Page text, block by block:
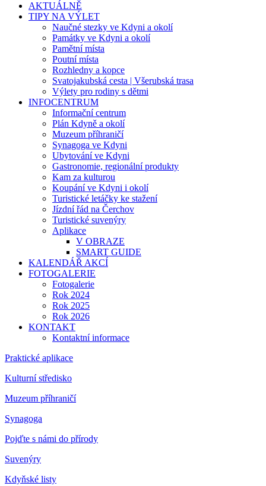
AKTUÁLNĚ
TIPY NA VÝLET
Naučné stezky ve Kdyni a okolí
Památky ve Kdyni a okolí
Pamětní místa
Poutní místa
Rozhledny a kopce
Svatojakubská cesta | Všerubská trasa
Výlety pro rodiny s dětmi
INFOCENTRUM
Informační centrum
Plán Kdyně a okolí
Muzeum příhraničí
Synagoga ve Kdyni
Ubytování ve Kdyni
Gastronomie, regionální produkty
Kam za kulturou
Koupání ve Kdyni i okolí
Turistické letáčky ke stažení
Jízdní řád na Čerchov
Turistické suvenýry
Aplikace
V OBRAZE
SMART GUIDE
KALENDÁŘ AKCÍ
FOTOGALERIE
Fotogalerie
Rok 2024
Rok 2025
Rok 2026
KONTAKT
Kontaktní informace
Praktické aplikace
Kulturní středisko
Muzeum příhraničí
Synagoga
Pojďte s námi do přírody
Suvenýry
Kdyňské listy